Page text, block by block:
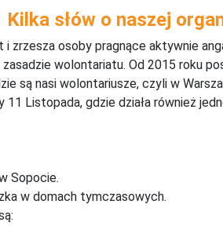
Kilka słów o naszej
zrzesza osoby pragnące aktywnie
wolontariatu. Od 2015 roku
są nasi wolontariusze, czyli w
11 Listopada, gdzie działa również
Sopocie.
w domach tymczasowych.